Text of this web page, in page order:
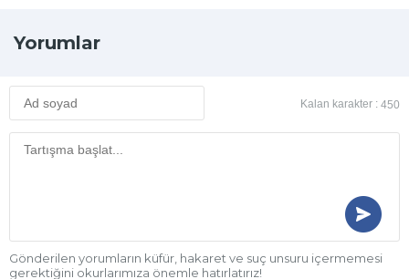
Yorumlar
Kalan karakter : 450
Gönderilen yorumların küfür, hakaret ve suç unsuru içermemesi
gerektiğini okurlarımıza önemle hatırlatırız!